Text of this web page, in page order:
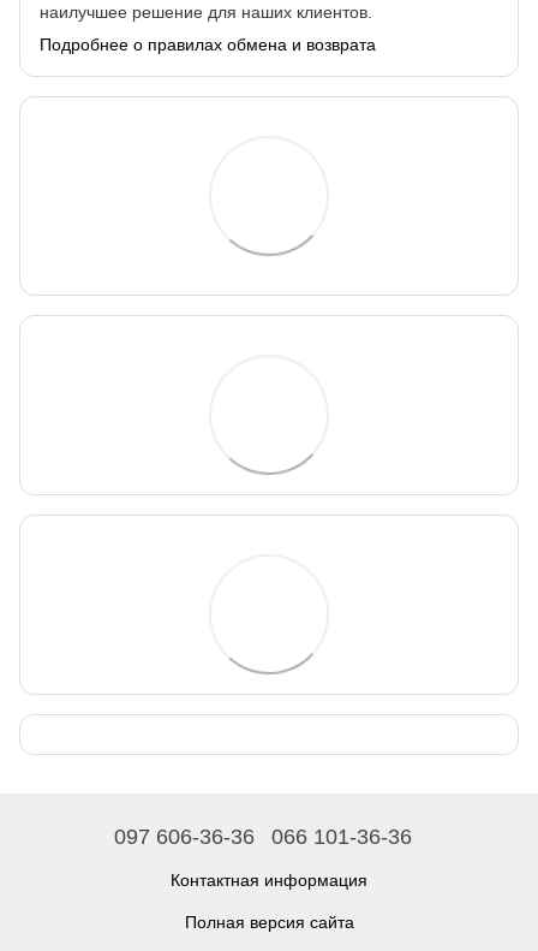
наилучшее решение для наших клиентов.
Подробнее о правилах обмена и возврата
097 606-36-36 066 101-36-36
Контактная информация
Полная версия сайта